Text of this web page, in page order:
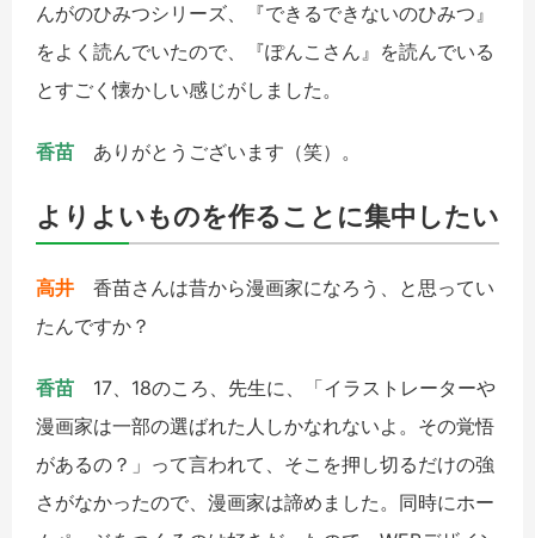
んがのひみつシリーズ、『できるできないのひみつ』
をよく読んでいたので、『ぽんこさん』を読んでいる
とすごく懐かしい感じがしました。
香苗 ありがとうございます（笑）。
よりよいものを作ることに集中したい
高井 香苗さんは昔から漫画家になろう、と思ってい
たんですか？
香苗 17、18のころ、先生に、「イラストレーターや
漫画家は一部の選ばれた人しかなれないよ。その覚悟
があるの？」って言われて、そこを押し切るだけの強
さがなかったので、漫画家は諦めました。同時にホー